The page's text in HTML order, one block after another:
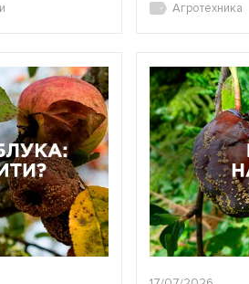
Агротехника